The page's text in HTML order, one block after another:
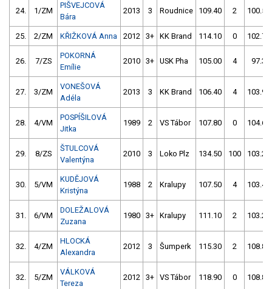
24. 1/ZM
PIŠVEJCOVÁ
Bára
2013 3 Roudnice 109.40 2 100.50
25. 2/ZM KŘIŽKOVÁ Anna 2012 3+ KK Brand 114.10 0 102.70
26. 7/ZS
POKORNÁ
Emílie
2010 3+ USK Pha 105.00 4 97.30
27. 3/ZM
VONEŠOVÁ
Adéla
2013 3 KK Brand 106.40 4 103.90
28. 4/VM
POSPÍŠILOVÁ
Jitka
1989 2 VS Tábor 107.80 0 104.60
29. 8/ZS
ŠTULCOVÁ
Valentýna
2010 3 Loko Plz 134.50 100 103.20
30. 5/VM
KUDĚJOVÁ
Kristýna
1988 2 Kralupy 107.50 4 103.40
31. 6/VM
DOLEŽALOVÁ
Zuzana
1980 3+ Kralupy 111.10 2 103.20
32. 4/ZM
HLOCKÁ
Alexandra
2012 3 Šumperk 115.30 2 108.80
32. 5/ZM
VÁLKOVÁ
Tereza
2012 3+ VS Tábor 118.90 0 108.80